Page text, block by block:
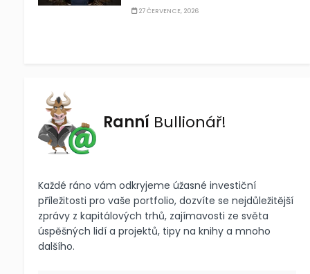
27 ČERVENCE, 2026
Ranní Bullionář!
Každé ráno vám odkryjeme úžasné investiční
příležitosti pro vaše portfolio, dozvíte se nejdůležitější
zprávy z kapitálových trhů, zajímavosti ze světa
úspěšných lidí a projektů, tipy na knihy a mnoho
dalšího.